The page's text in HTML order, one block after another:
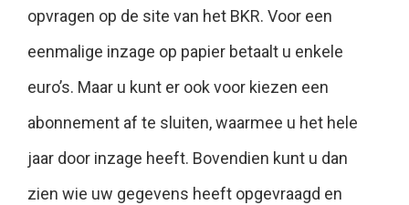
opvragen op de site van het BKR. Voor een
eenmalige inzage op papier betaalt u enkele
euro’s. Maar u kunt er ook voor kiezen een
abonnement af te sluiten, waarmee u het hele
jaar door inzage heeft. Bovendien kunt u dan
zien wie uw gegevens heeft opgevraagd en